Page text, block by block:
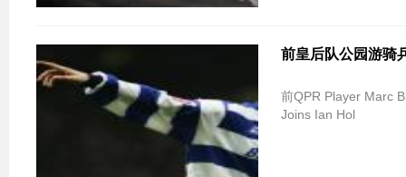
前皇后队公园游骑
前QPR Player Marc
Joins Ian Hol